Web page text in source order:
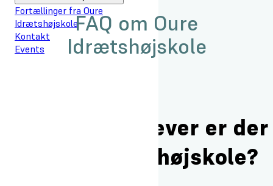
Fortællinger fra Oure
Idrætshøjskole
Kontakt
Events
FAQ om Oure
Idrætshøjskole
Hvor mange elever er der
på Oure Idrætshøjskole?